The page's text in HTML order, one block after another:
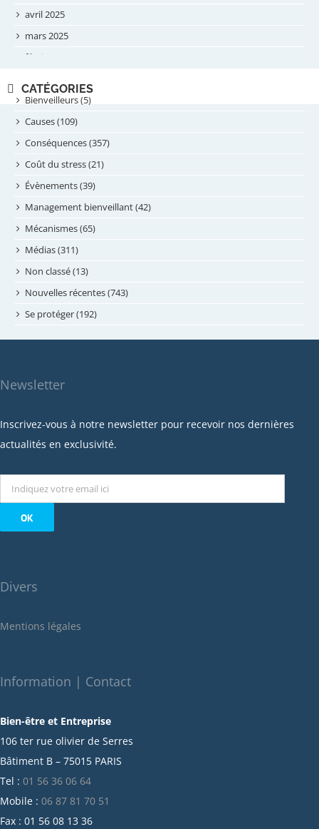
avril 2025
mars 2025
février 2025
septembre 2024
août 2024
juillet 2024
juin 2024
mai 2024
avril 2024
février 2024
janvier 2024
novembre 2023
octobre 2023
septembre 2023
mars 2023
janvier 2023
décembre 2022
octobre 2022
septembre 2022
mai 2022
décembre 2021
octobre 2021
juillet 2021
juin 2021
mai 2021
avril 2021
mars 2021
CATÉGORIES
Bienveilleurs (5)
Causes (109)
Conséquences (357)
Coût du stress (21)
Évènements (39)
Management bienveillant (42)
Mécanismes (65)
Médias (311)
Non classé (13)
Nouvelles récentes (743)
Se protéger (192)
Newsletter
Inscrivez-vous à notre newsletter pour recevoir nos dernières
actualités en exclusivité.
Divers
Mentions légales
Information | Contact
Bien-être et Entreprise
106 ter rue olivier de Serres
Bâtiment B – 75015 PARIS
Tel : 01 56 36 06 64
Mobile : 06 87 81 70 51
Fax : 01 56 08 13 36